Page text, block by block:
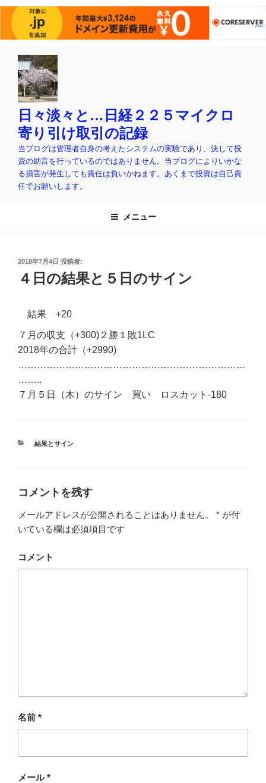
日々淡々と…日経２２５マイクロ
寄り引け取引の記録
当ブログは管理者自身の考えたシステムの実験であり、決して投
資の助言を行っているのではありません。当ブログによりいかな
る損害が発生しても責任は負いかねます。あくまで投資は自己責
任でお願いします。
メニュー
投
日:
2018年7月4日 投稿者:
４日の結果と５日のサイン
結果 +20
７月の収支（+300)２勝１敗1LC
2018年の合計（+2990)
………………………………………………………………
……..
７月５ 日（木）のサイン 買い ロスカット-180
カ
ー
結果とサイン
コメントを残す
メールアドレスが公開されることはありません。 * が付
いている欄は必須項目です
コメント
名前 *
メール*